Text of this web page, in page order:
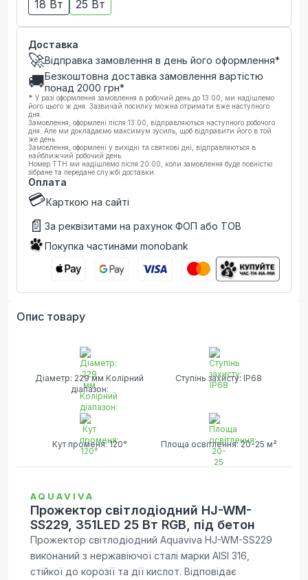
18 Вт
25 Вт
Доставка
🚀Відправка замовлення в день його оформлення*
🚚Безкоштовна доставка замовлення вартістю
понад 2000 грн*
* У разі оформлення замовлення в робочий день до 13:00, ми надішлемо
його цього ж дня. Зазвичай посилку можна отримати вже наступного
дня.
Замовлення, оформлені після 13:00, відправляються наступного робочого
дня. Але ми докладаємо максимум зусиль, щоб відправити його в той
же день.
Замовлення, оформлені у вихідні та святкові дні, відправляються в
найближчий робочий день.
Номер ТТН ми надішлемо після 20:00, коли замовлення буде повністю
зібране та передане службі доставки.
Оплата
💳Карткою на сайті
📄 За реквізитами на рахунок ФОП або ТОВ
Покупка частинами monobank
Опис товару
Діаметр: 229 мм Колірний
діапазон:
Ступінь захисту: IP68
Кут променя: 120° Площа освітлення: 20-25 м²
AQUAVIVA
Прожектор світлодіодний HJ-WM-
SS229, 351LED 25 Вт RGB, під бетон
Прожектор світлодіодний Aquaviva HJ-WM-SS229
виконаний з нержавіючої сталі марки AISI 316,
стійкої до корозії та дії кислот. Відповідає